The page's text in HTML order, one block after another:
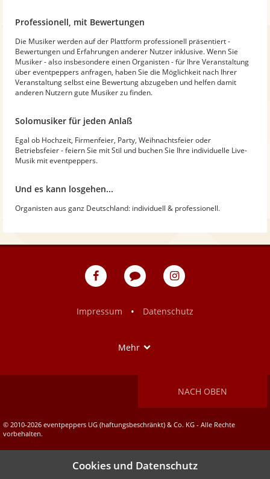
Professionell, mit Bewertungen
Die Musiker werden auf der Plattform professionell präsentiert -
Bewertungen und Erfahrungen anderer Nutzer inklusive. Wenn Sie
Musiker - also insbesondere einen Organisten - für Ihre Veranstaltung
über eventpeppers anfragen, haben Sie die Möglichkeit nach Ihrer
Veranstaltung selbst eine Bewertung abzugeben und helfen damit
anderen Nutzern gute Musiker zu finden.
Solomusiker für jeden Anlaß
Egal ob Hochzeit, Firmenfeier, Party, Weihnachtsfeier oder
Betriebsfeier - feiern Sie mit Stil und buchen Sie Ihre individuelle Live-
Musik mit eventpeppers.
Und es kann losgehen...
Organisten aus ganz Deutschland: individuell & professionell.
eventpeppers
Blog
eventpeppers
Impressum
• Datenschutz
Mehr
NACH OBEN
© 2010-2026 eventpeppers UG (haftungsbeschränkt) & Co. KG - Alle Rechte
vorbehalten.
Cookies und Datenschutz